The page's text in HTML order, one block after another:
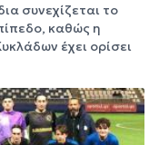
συνεχίζεται το
καθώς η
έχει ορίσει